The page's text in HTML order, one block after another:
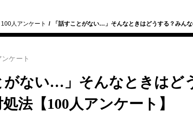
100人アンケート 「話すことがない…」そんなときはどうする？みん
ンケート
がない…」そんなときはど
法【100人アンケート】